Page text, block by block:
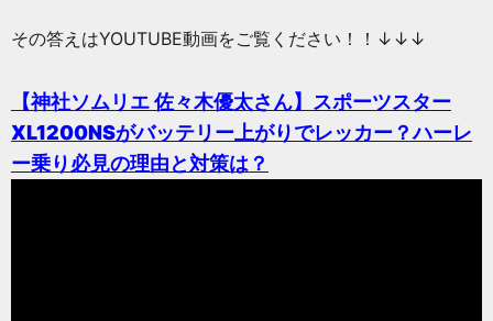
その答えはYOUTUBE動画をご覧ください！！↓↓↓
【神社ソムリエ 佐々木優太さん】スポーツスター
XL1200NSがバッテリー上がりでレッカー？ハーレ
ー乗り必見の理由と対策は？